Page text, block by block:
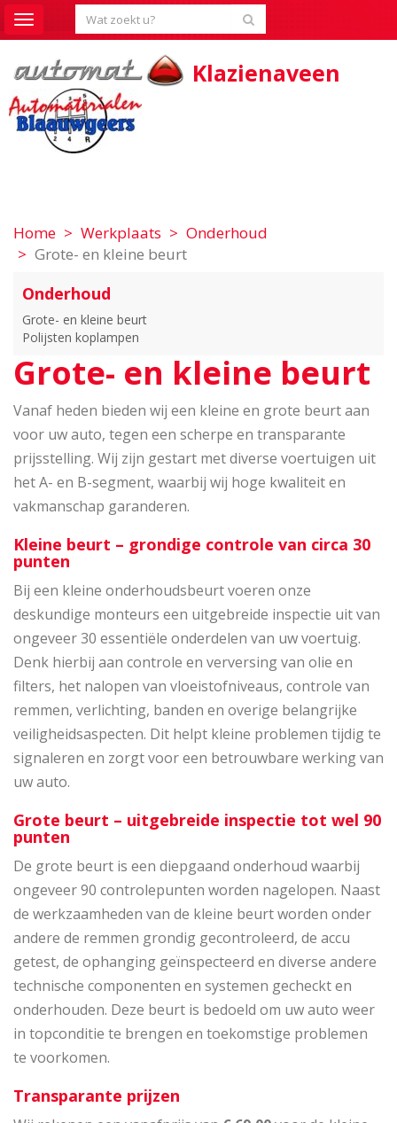
Toggle
navigation
Klazienaveen
Home Werkplaats
Onderhoud
Grote- en kleine beurt
Onderhoud
Grote- en kleine beurt
Polijsten koplampen
Grote- en kleine beurt
Vanaf heden bieden wij een kleine en grote beurt aan
voor uw auto, tegen een scherpe en transparante
prijsstelling. Wij zijn gestart met diverse voertuigen uit
het A- en B-segment, waarbij wij hoge kwaliteit en
vakmanschap garanderen.
Kleine beurt – grondige controle van circa 30
punten
Bij een kleine onderhoudsbeurt voeren onze
deskundige monteurs een uitgebreide inspectie uit van
ongeveer 30 essentiële onderdelen van uw voertuig.
Denk hierbij aan controle en verversing van olie en
filters, het nalopen van vloeistofniveaus, controle van
remmen, verlichting, banden en overige belangrijke
veiligheidsaspecten. Dit helpt kleine problemen tijdig te
signaleren en zorgt voor een betrouwbare werking van
uw auto.
Grote beurt – uitgebreide inspectie tot wel 90
punten
De grote beurt is een diepgaand onderhoud waarbij
ongeveer 90 controlepunten worden nagelopen. Naast
de werkzaamheden van de kleine beurt worden onder
andere de remmen grondig gecontroleerd, de accu
getest, de ophanging geïnspecteerd en diverse andere
technische componenten en systemen gecheckt en
onderhouden. Deze beurt is bedoeld om uw auto weer
in topconditie te brengen en toekomstige problemen
te voorkomen.
Transparante prijzen